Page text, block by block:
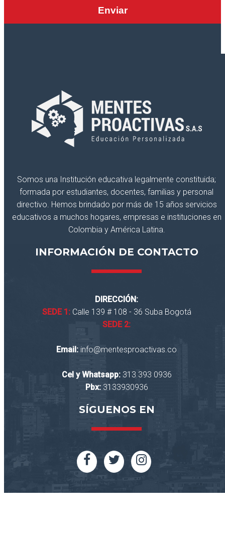
Somos una Institución educativa legalmente constituida;
formada por estudiantes, docentes, familias y personal
directivo. Hemos brindado por más de 15 años servicios
educativos a muchos hogares, empresas e instituciones en
Colombia y América Latina.
INFORMACIÓN DE CONTACTO
DIRECCIÓN:
SEDE 1:Calle 139 # 108 - 36 Suba Bogotá
SEDE 2:
Email: info@mentesproactivas.co
Cel y Whatsapp:313 393 0936
Pbx:3133930936
SÍGUENOS EN